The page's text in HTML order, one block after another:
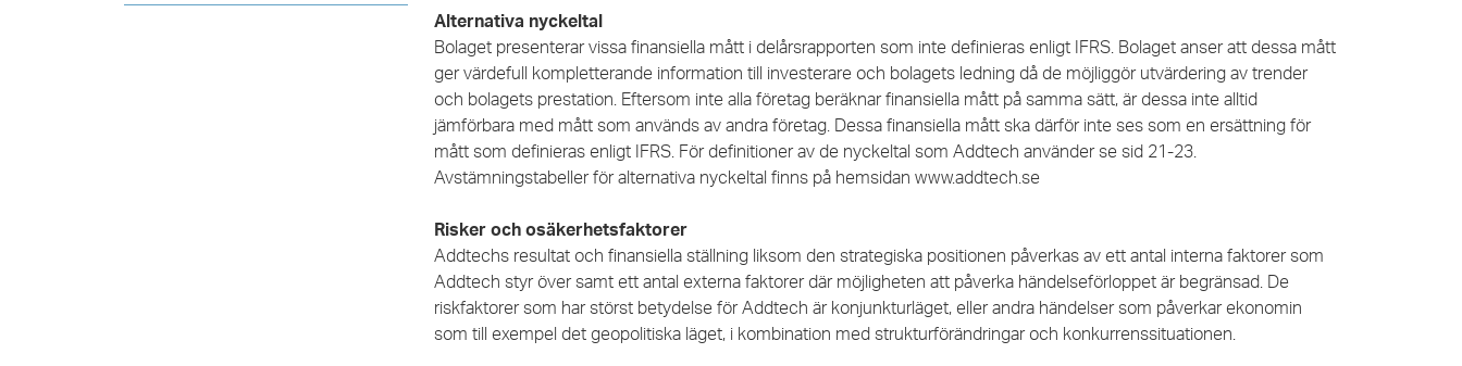
Alternativa nyckeltal
Bolaget presenterar vissa finansiella mått i delårsrapporten som inte definieras enligt IFRS. Bolaget anser att dessa mått
ger värdefull kompletterande information till investerare och bolagets ledning då de möjliggör utvärdering av trender
och bolagets prestation. Eftersom inte alla företag beräknar finansiella mått på samma sätt, är dessa inte alltid
jämförbara med mått som används av andra företag. Dessa finansiella mått ska därför inte ses som en ersättning för
mått som definieras enligt IFRS. För definitioner av de nyckeltal som Addtech använder se sid 21-23.
Avstämningstabeller för alternativa nyckeltal finns på hemsidan www.addtech.se
Risker och osäkerhetsfaktorer
Addtechs resultat och finansiella ställning liksom den strategiska positionen påverkas av ett antal interna faktorer som
Addtech styr över samt ett antal externa faktorer där möjligheten att påverka händelseförloppet är begränsad.
De
riskfaktorer som har störst betydelse för Addtech är konjunkturläget, eller andra händelser som påverkar ekonomin
som till exempel det geopolitiska läget, i kombination med strukturförändringar och konkurrenssituationen.